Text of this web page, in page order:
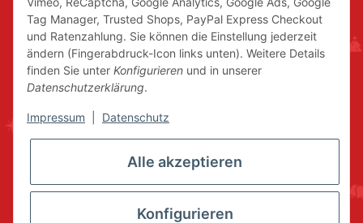
Tag Manager, Trusted Shops, PayPal Express Checkout
und Ratenzahlung. Sie können die Einstellung jederzeit
ändern (Fingerabdruck-Icon links unten). Weitere Details
finden Sie unter Konfigurieren und in unserer
Datenschutzerklärung.
Impressum Datenschutz
Alle akzeptieren
Konfigurieren